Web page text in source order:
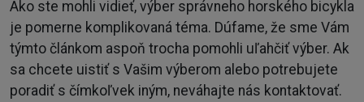
Ako ste mohli vidieť, výber správneho horského bicykla
je pomerne komplikovaná téma. Dúfame, že sme Vám
týmto článkom aspoň trocha pomohli uľahčiť výber. Ak
sa chcete uistiť s Vašim výberom alebo potrebujete
poradiť s čímkoľvek iným, neváhajte nás kontaktovať.